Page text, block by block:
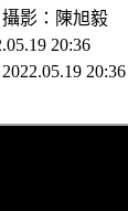
攝影 ： 陳旭毅
20:36
2022.05.19 20:36